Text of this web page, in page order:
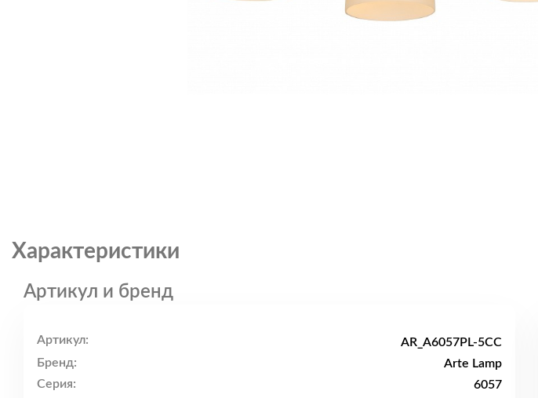
Характеристики
Артикул и бренд
Артикул:
AR_A6057PL-5CC
Бренд:
Arte Lamp
Серия:
6057